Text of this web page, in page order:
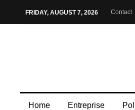
FRIDAY, AUGUST 7, 2026 Contact
Home Entreprise